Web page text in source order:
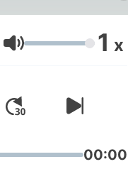
internacional
y discipulado
en 1971 por
Dios usa Su
vidas. En
Pablo dice a los
por
de
Volumen 1 x
00:00